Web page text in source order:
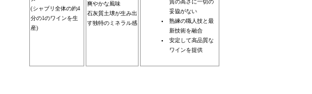
(シャブリ全体の約4
分の1のワインを生
産)
爽やかな風味
石灰質土壌が生み出
す独特のミネラル感
質の高さに一切の
妥協がない
熟練の職人技と最
新技術を融合
安定して高品質な
ワインを提供